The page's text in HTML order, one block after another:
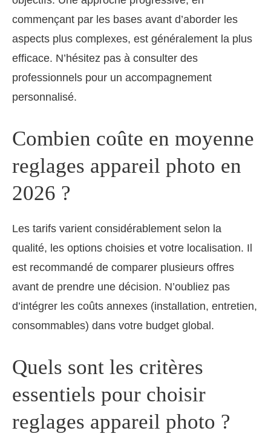
commençant par les bases avant d’aborder les
aspects plus complexes, est généralement la plus
efficace. N’hésitez pas à consulter des
professionnels pour un accompagnement
personnalisé.
Combien coûte en moyenne
reglages appareil photo en
2026 ?
Les tarifs varient considérablement selon la
qualité, les options choisies et votre localisation. Il
est recommandé de comparer plusieurs offres
avant de prendre une décision. N’oubliez pas
d’intégrer les coûts annexes (installation, entretien,
consommables) dans votre budget global.
Quels sont les critères
essentiels pour choisir
reglages appareil photo ?